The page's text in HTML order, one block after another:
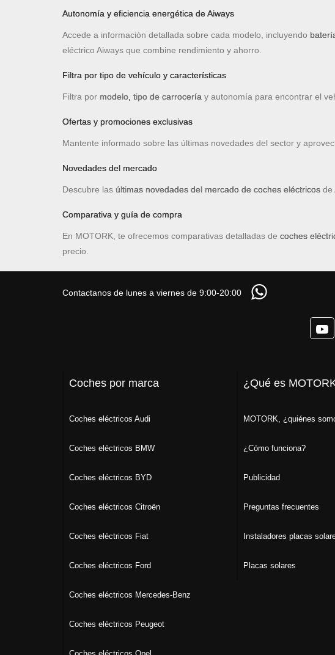
Autonomía y eficiencia energética de Aiways
Accede a información detallada sobre cada modelo, incluyendo
eléctrico Aiways que combine rendimiento y ahorro.
Filtra por tipo de vehículo y características
Filtra por modelo, tipo de carrocería y autonomía para encontrar el
Ofertas y promociones exclusivas
Mantente informado sobre las últimas novedades del sector y
Novedades del mercado
Descubre las últimas novedades del mercado de coches eléctricos de
Comparativa y guía de compra
En MOTORK, te ofrecemos comparativas detalladas de coches
precio.
Contactanos de lunes a viernes de 9:00-20:00
Coches por marca
Coches eléctricos Audi
Coches eléctricos BMW
Coches eléctricos BYD
Coches eléctricos Citroën
Coches eléctricos Fiat
Coches eléctricos Ford
Coches eléctricos Mercedes-Benz
Coches eléctricos Peugeot
¿Qué es
MOTORK, ¿quiénes
¿Cómo funciona?
Publicidad
Preguntas frecuentes
Instaladores placas
Placas solares